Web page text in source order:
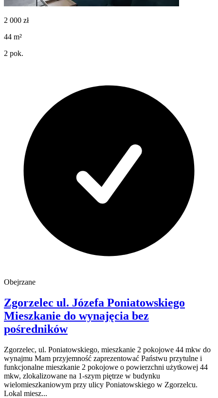
2 000 zł
44 m²
2 pok.
Obejrzane
Zgorzelec ul. Józefa Poniatowskiego
Mieszkanie do wynajęcia bez
pośredników
Zgorzelec, ul. Poniatowskiego, mieszkanie 2 pokojowe 44 mkw do
wynajmu Mam przyjemność zaprezentować Państwu przytulne i
funkcjonalne mieszkanie 2 pokojowe o powierzchni użytkowej 44
mkw, zlokalizowane na 1-szym piętrze w budynku
wielomieszkaniowym przy ulicy Poniatowskiego w Zgorzelcu.
Lokal miesz...